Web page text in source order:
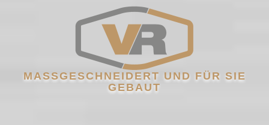
MASSGESCHNEIDERT UND FÜR SIE G
EBAUT